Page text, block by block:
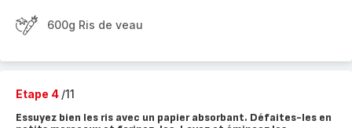
600g Ris de veau
Etape 4 /11
Essuyez bien les ris avec un papier absorbant. Défaites-les en